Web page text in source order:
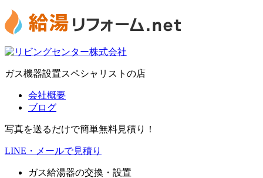
ガス機器設置スペシャリストの店
会社概要
ブログ
写真を送るだけで簡単無料見積り！
LINE・メールで見積り
ガス給湯器の交換・設置